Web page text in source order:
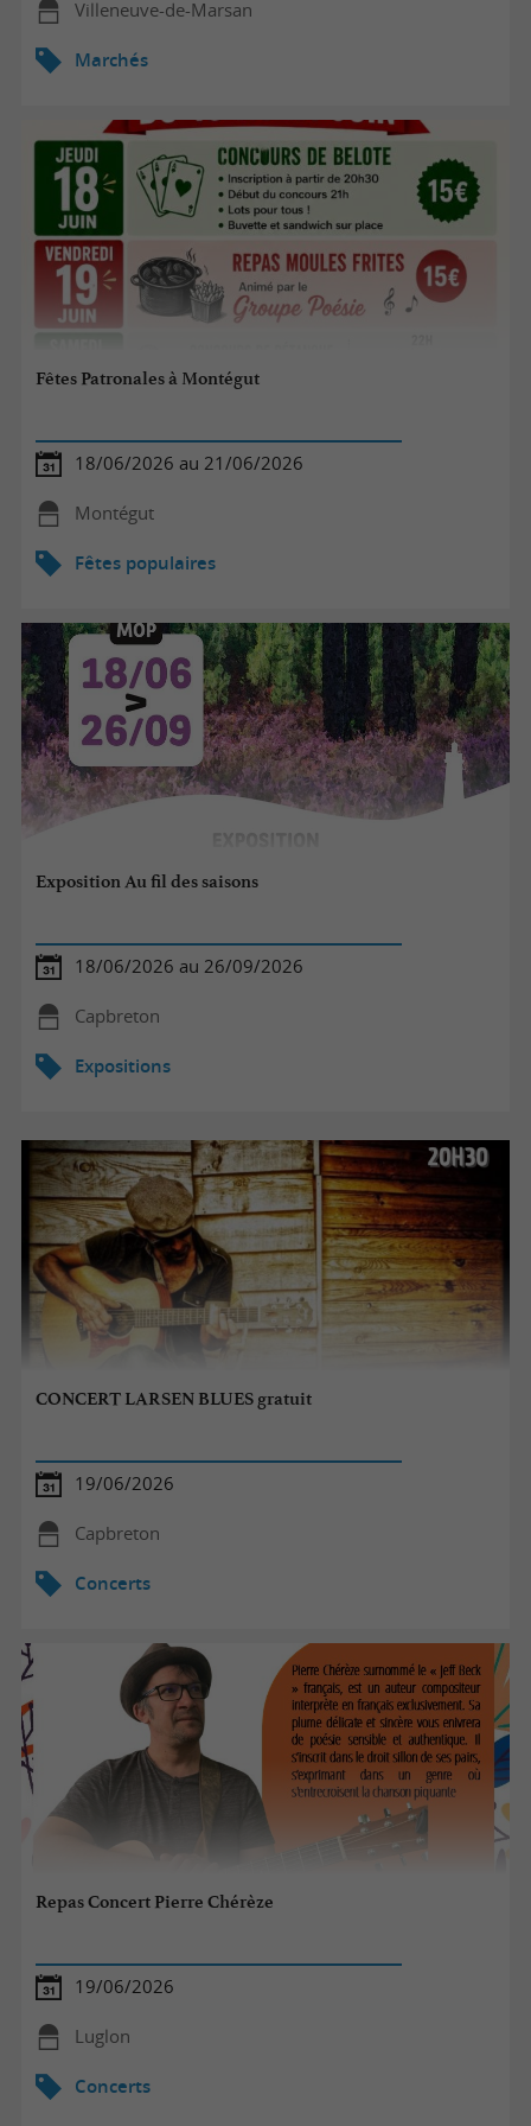
Villeneuve-de-Marsan
Marchés
Fêtes Patronales à Montégut
18/06/2026 au 21/06/2026
Montégut
Fêtes populaires
Exposition Au fil des saisons
18/06/2026 au 26/09/2026
Capbreton
Expositions
CONCERT LARSEN BLUES gratuit
19/06/2026
Capbreton
Concerts
Repas Concert Pierre Chérèze
19/06/2026
Luglon
Concerts